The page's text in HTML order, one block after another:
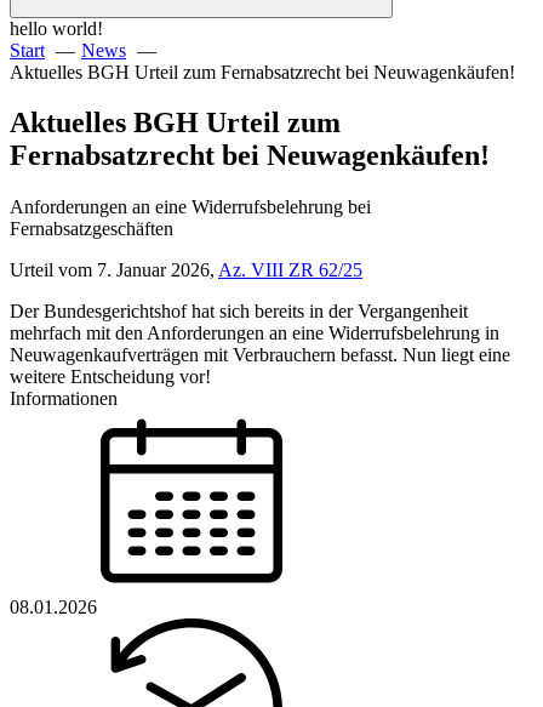
hello world!
Start
News
Aktuelles BGH Urteil zum Fernabsatzrecht bei Neuwagenkäufen!
Aktuelles BGH Urteil zum
Fernabsatzrecht bei Neuwagenkäufen!
Anforderungen an eine Widerrufsbelehrung bei
Fernabsatzgeschäften
Urteil vom 7. Januar 2026, Az. VIII ZR 62/25
Der Bundesgerichtshof hat sich bereits in der Vergangenheit
mehrfach mit den Anforderungen an eine Widerrufsbelehrung in
Neuwagenkaufverträgen mit Verbrauchern befasst. Nun liegt eine
weitere Entscheidung vor!
Informationen
08.01.2026